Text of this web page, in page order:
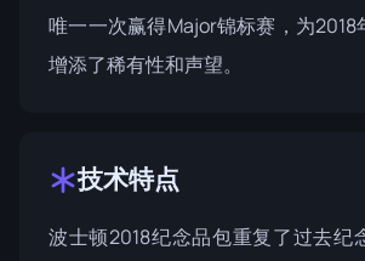
唯一一次赢得Major锦标赛，为2018
增添了稀有性和声望。
技术特点
波士顿2018纪念品包重复了过去纪